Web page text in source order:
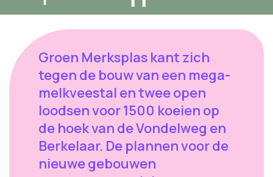
Groen Merksplas kant zich
tegen de bouw van een mega-
melkveestal en twee open
loodsen voor 1500 koeien op
de hoek van de Vondelweg en
Berkelaar. De plannen voor de
nieuwe gebouwen